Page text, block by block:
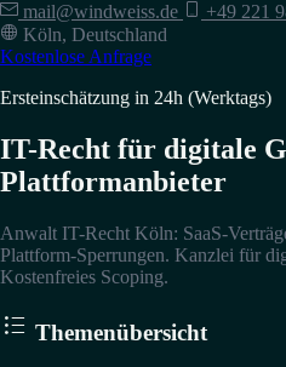
mail@windweiss.de
+49 221
Köln, Deutschland
Kostenlose Anfrage
Ersteinschätzung in 24h (Werktags)
IT-Recht für digitale
Plattformanbieter
Anwalt IT-Recht Köln: SaaS-
Plattform-Sperrungen. Kanzlei für
Kostenfreies Scoping.
 Themenübersicht